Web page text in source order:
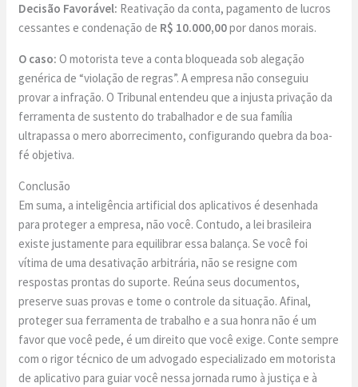
Decisão Favorável: Reativação da conta, pagamento de lucros
cessantes e condenação de R$ 10.000,00por danos morais.
O caso: O motorista teve a conta bloqueada sob alegação
genérica de “violação de regras”. A empresa não conseguiu
provar a infração. O Tribunal entendeu que a injusta privação da
ferramenta de sustento do trabalhador e de sua família
ultrapassa o mero aborrecimento, configurando quebra da boa-
fé objetiva.
Conclusão
Em suma, a inteligência artificial dos aplicativos é desenhada
para proteger a empresa, não você. Contudo, a lei brasileira
existe justamente para equilibrar essa balança. Se você foi
vítima de uma desativação arbitrária, não se resigne com
respostas prontas do suporte. Reúna seus documentos,
preserve suas provas e tome o controle da situação. Afinal,
proteger sua ferramenta de trabalho e a sua honra não é um
favor que você pede, é um direito que você exige. Conte sempre
com o rigor técnico de um advogado especializado em motorista
de aplicativo para guiar você nessa jornada rumo à justiça e à